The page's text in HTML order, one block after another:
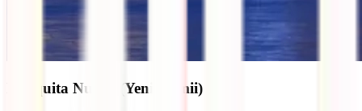
Mezquita Nueva (Yeni Camii)